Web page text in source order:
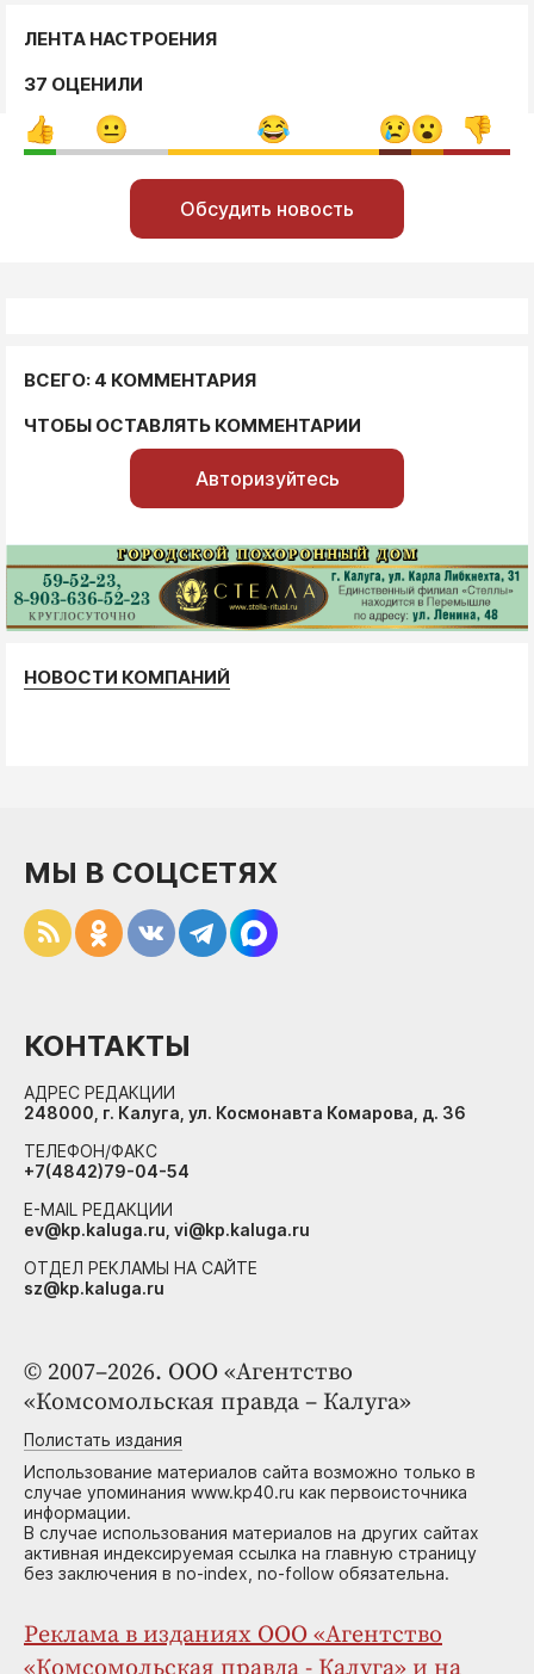
ЛЕНТА НАСТРОЕНИЯ
37 ОЦЕНИЛИ
Обсудить новость
ВСЕГО: 4 КОММЕНТАРИЯ
ЧТОБЫ ОСТАВЛЯТЬ КОММЕНТАРИИ
Авторизуйтесь
НОВОСТИ КОМПАНИЙ
© 2007–2026. ООО «Агентство
«Комсомольская правда – Калуга»
Полистать издания
Использование материалов сайта возможно только в
случае упоминания www.kp40.ru как первоисточника
информации.
В случае использования материалов на других сайтах
активная индексируемая ссылка на главную страницу
без заключения в no-index, no-follow обязательна.
Реклама в изданиях ООО «Агентство
МЫ В СОЦСЕТЯХ
КОНТАКТЫ
АДРЕС РЕДАКЦИИ
248000, г. Калуга, ул. Космонавта Комарова, д. 36
ТЕЛЕФОН/ФАКС
+7(4842)79-04-54
E-MAIL РЕДАКЦИИ
ev@kp.kaluga.ru, vi@kp.kaluga.ru
ОТДЕЛ РЕКЛАМЫ НА САЙТЕ
sz@kp.kaluga.ru